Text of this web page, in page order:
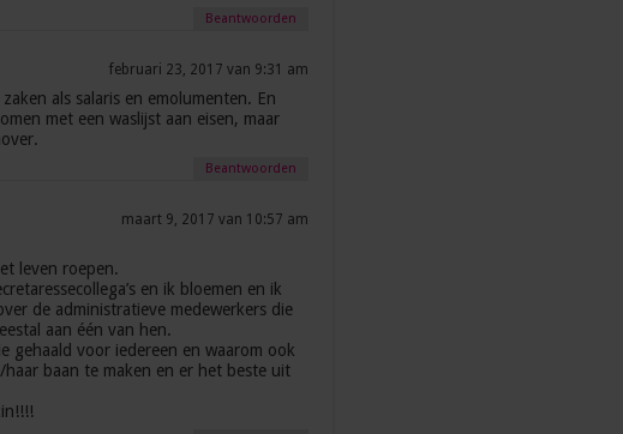
Beantwoorden
februari 23, 2017 van 9:31 am
als salaris en emolumenten. En
met een waslijst aan eisen, maar
Beantwoorden
maart 9, 2017 van 10:57 am
leven roepen.
en ik bloemen en ik
de administratieve medewerkers die
aan één van hen.
gehaald voor iedereen en waarom ook
baan te maken en er het beste uit